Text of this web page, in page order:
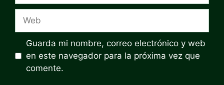
Web
Guarda mi nombre, correo electrónico y web
en este navegador para la próxima vez que
comente.